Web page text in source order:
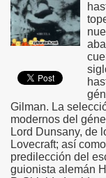
Gilman. La
modernos del
Lord Dunsany, de
Lovecraft; así
predilección del
guionista alemán